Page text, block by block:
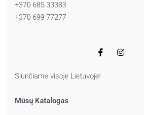
+370 685 33383
+370 699 77277
Siunčiame visoje Lietuvoje!
Mūsų Katalogas